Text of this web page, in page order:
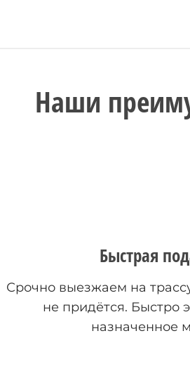
Наши
Быстрая
Срочно выезжаем на
не придётся. Быстро
назначенное